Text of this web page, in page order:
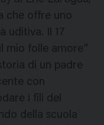
che offre uno
uditiva. Il 17
mio folle amore”
di un padre
con
i fili del
della scuola